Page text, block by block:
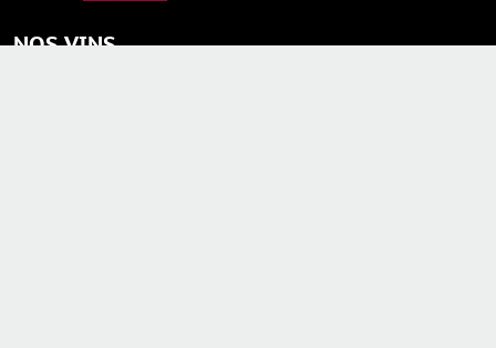
NOS VINS